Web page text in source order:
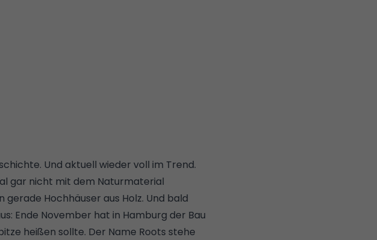
Und aktuell wieder voll im Trend.
gar nicht mit dem Naturmaterial
Hochhäuser aus Holz. Und bald
Ende November hat in Hamburg der Bau
heißen sollte. Der Name Roots stehe